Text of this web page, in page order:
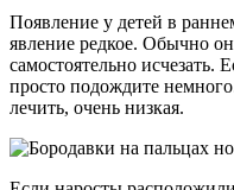
Появление у детей в
явление редкое. Обычно
самостоятельно исчезать.
просто подождите
лечить, очень низкая.